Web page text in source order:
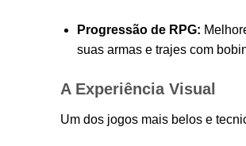
Progressão de RPG:
suas armas e trajes com
A Experiência Visual
Um dos jogos mais belos e